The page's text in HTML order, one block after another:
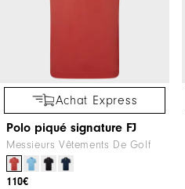
Achat Express
Polo piqué signature FJ
Messieurs Vêtements De Golf
110€